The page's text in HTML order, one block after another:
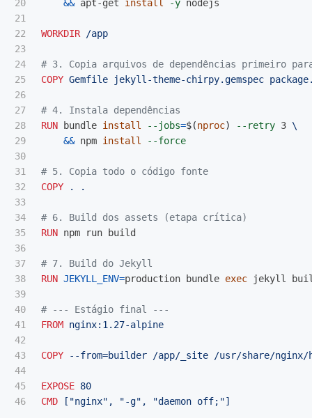
20
21
22
23
24
25
26
27
28
29
30
31
32
33
34
35
36
37
38
39
40
41
42
43
44
45
&& apt-get install -y nodejs
WORKDIR /app
# 3. Copia arquivos de dependências primeiro
COPY Gemfile jekyll-theme-chirpy.gemspec
# 4. Instala dependências
RUN
bundle install --jobs=$(nproc) --retry 3
&& npm install --force
# 5. Copia todo o código fonte
COPY . .
# 6. Build dos assets (etapa crítica)
RUN npm run build
# 7. Build do Jekyll
RUN JEKYLL_ENV=production bundle exec jekyll
# --- Estágio final ---
FROM nginx:1.27-alpine
COPY --from=builder /app/_site /usr/share/nginx/
EXPOSE 80
CMD ["nginx", "-g", "daemon off;"]